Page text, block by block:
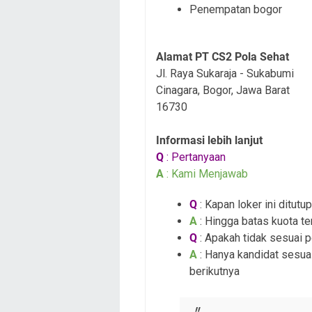
Penempatan bogor
Alamat PT CS2 Pola Sehat
Jl. Raya Sukaraja - Sukabumi
Cinagara, Bogor, Jawa Barat
16730
Informasi lebih lanjut
Q : Pertanyaan
A : Kami Menjawab
Q : Kapan loker ini
A : Hingga batas kuota
Q : Apakah tidak sesuai
A : Hanya kandidat
berikutnya